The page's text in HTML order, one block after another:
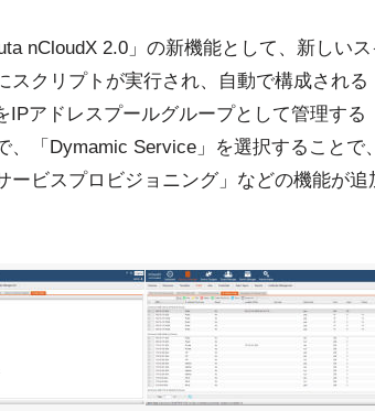
nCloudX 2.0」の新機能として、新しい
スクリプトが実行され、自動で構成される
IPアドレスプールグループとして管理す
、「Dymamic Service」を選択すること
ービスプロビジョニング」などの機能が追